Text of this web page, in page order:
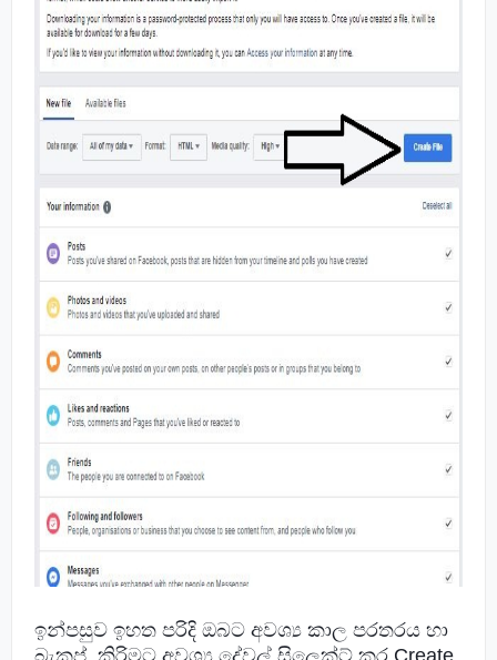
ඉන්පසුව ඉහත පරිදි ඔබට අවශ්‍ය කාල පරතරය හා
බැකප් කිරිමට අවශ්‍ය දේවල් සිලෙක්ට් කර Create